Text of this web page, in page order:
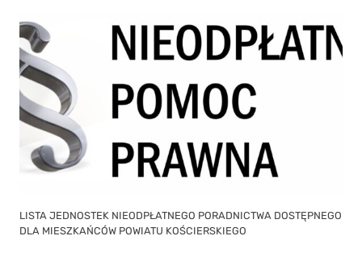
LISTA JEDNOSTEK NIEODPŁATNEGO PORADNICTWA DOSTĘPNEGO
DLA MIESZKAŃCÓW POWIATU KOŚCIERSKIEGO